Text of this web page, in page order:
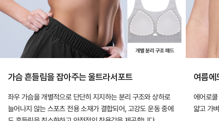
가슴 흔들림을 잡아주는 울트라서포트
좌우 가슴을 개별적으로 단단히 지지하는 분리 구조와 상하로
늘어나지 않는 스포츠 전용 소재가 결합되어, 고강도 운동 중에
여름에
에어로
얇고 가